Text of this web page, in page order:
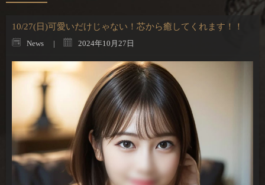
10/27(日)可愛いだけじゃない！芯から癒してくれます！！
News 2024年10月27日